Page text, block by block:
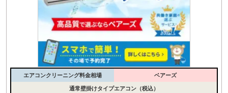
エアコンクリーニング料金相場 ベアーズ
通常壁掛けタイプエアコン（税込）